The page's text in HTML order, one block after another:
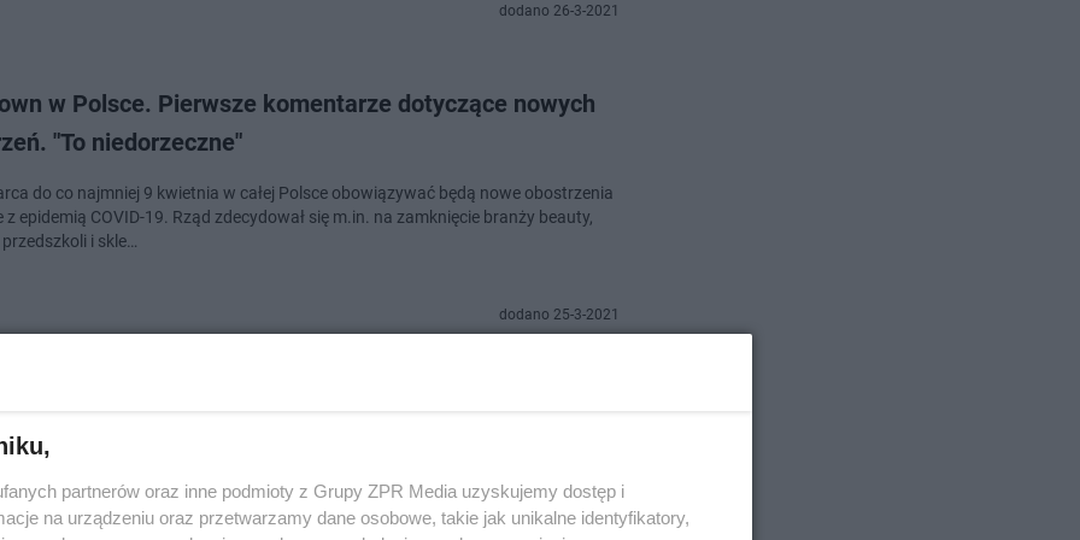
dodano 26-3-2021
w Polsce. Pierwsze komentarze dotyczące nowych
"To niedorzeczne"
do co najmniej 9 kwietnia w całej Polsce obowiązywać będą nowe obostrzenia
z epidemią COVID-19. Rząd zdecydował się m.in. na zamknięcie branży beauty,
i skle…
dodano 25-3-2021
od kilku tygodni. Nadal pozostaną zamknięte galerie handlowe, z wyjątkiem
kultura, …
partnerów oraz inne podmioty z Grupy ZPR Media uzyskujemy dostęp i
na urządzeniu oraz przetwarzamy dane osobowe, takie jak unikalne identyfikatory,